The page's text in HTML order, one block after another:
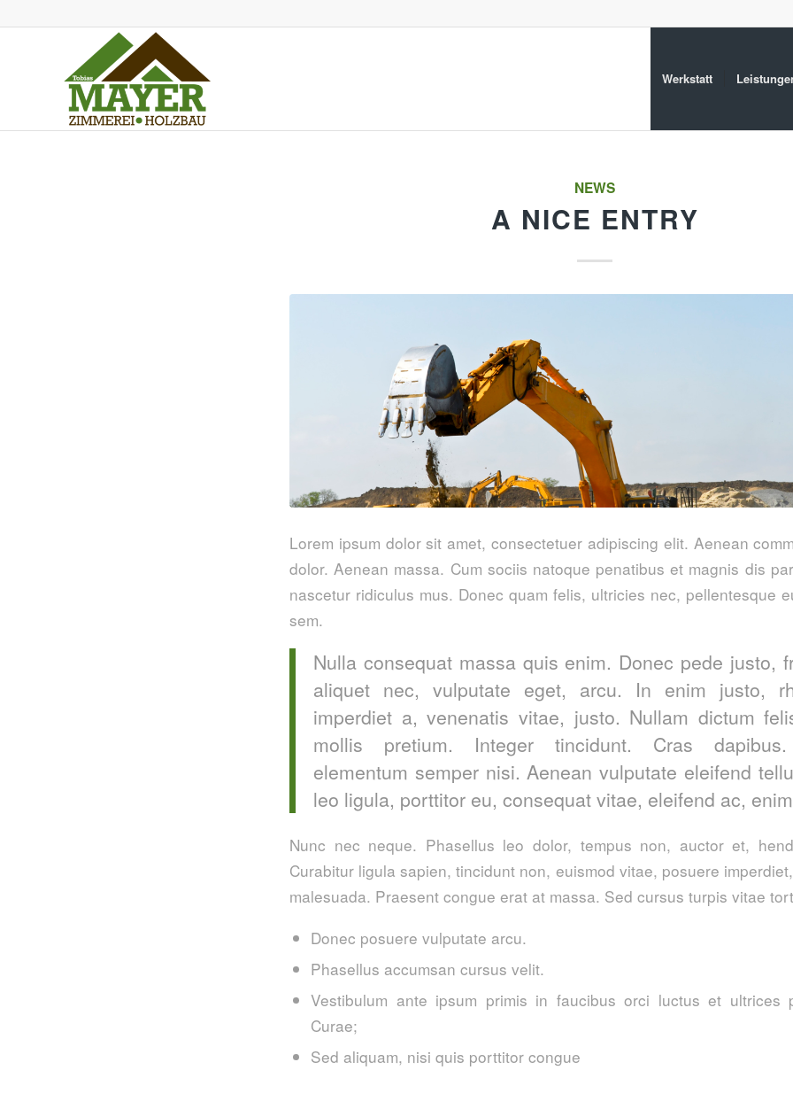
Werkstatt
NEWS
A NICE ENTRY
Lorem ipsum dolor sit amet, consectetuer adipiscing elit. Aenean
dolor. Aenean massa. Cum sociis natoque penatibus et magnis dis
nascetur ridiculus mus. Donec quam felis, ultricies nec, pellentesque
sem.
Nulla consequat massa quis enim. Donec pede justo,
aliquet nec, vulputate eget, arcu. In enim justo,
imperdiet a, venenatis vitae, justo. Nullam dictum
mollis pretium. Integer tincidunt. Cras
elementum semper nisi. Aenean vulputate eleifend
leo ligula, porttitor eu, consequat vitae, eleifend ac,
Nunc nec neque. Phasellus leo dolor, tempus non, auctor et,
Curabitur ligula sapien, tincidunt non, euismod vitae, posuere
malesuada. Praesent congue erat at massa. Sed cursus turpis vitae
Donec posuere vulputate arcu.
Phasellus accumsan cursus velit.
Vestibulum ante ipsum primis in faucibus orci luctus et ultrices
Curae;
Sed aliquam, nisi quis porttitor congue